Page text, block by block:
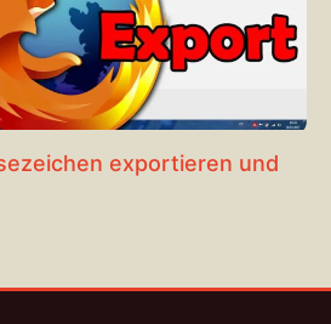
exportieren und